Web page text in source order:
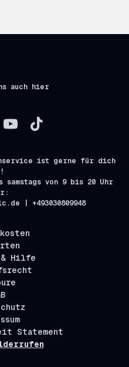
auch hier
ist gerne für dich
samstags von 9 bis 20 Uhr
| +493030809948
Hilfe
Statement